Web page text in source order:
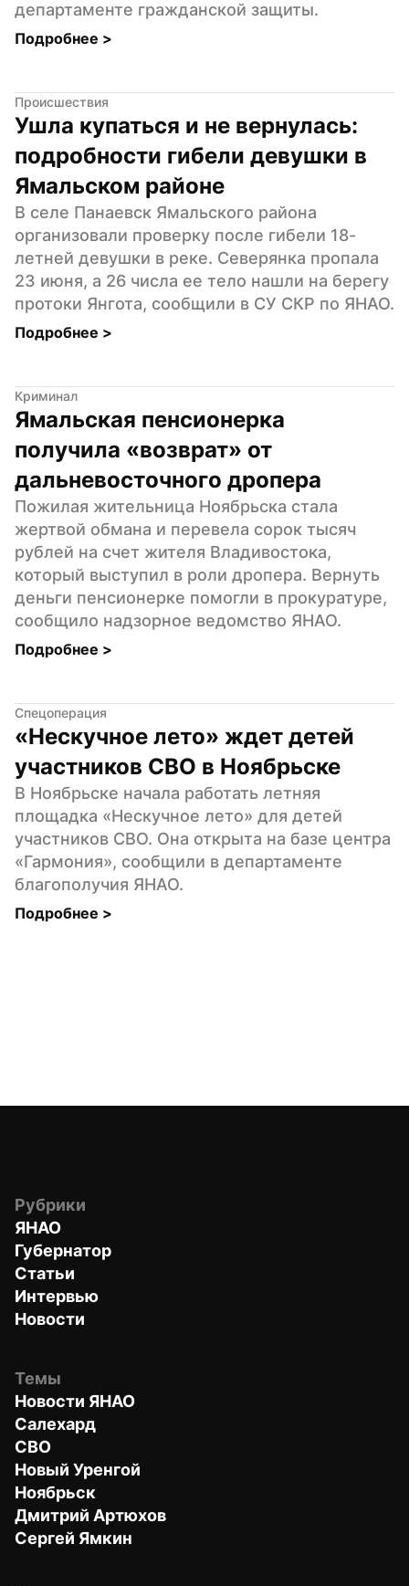
департаменте гражданской защиты.
Подробнее >
Происшествия
Ушла купаться и не вернулась:
подробности гибели девушки в
Ямальском районе
В селе Панаевск Ямальского района
организовали проверку после гибели 18-
летней девушки в реке. Северянка пропала
23 июня, а 26 числа ее тело нашли на берегу
протоки Янгота, сообщили в СУ СКР по ЯНАО.
Подробнее >
Криминал
Ямальская пенсионерка
получила «возврат» от
дальневосточного дропера
Пожилая жительница Ноябрьска стала
жертвой обмана и перевела сорок тысяч
рублей на счет жителя Владивостока,
который выступил в роли дропера. Вернуть
деньги пенсионерке помогли в прокуратуре,
сообщило надзорное ведомство ЯНАО.
Подробнее >
Спецоперация
«Нескучное лето» ждет детей
участников СВО в Ноябрьске
В Ноябрьске начала работать летняя
площадка «Нескучное лето» для детей
участников СВО. Она открыта на базе центра
«Гармония», сообщили в департаменте
благополучия ЯНАО.
Подробнее >
Рубрики
ЯНАО
Губернатор
Статьи
Интервью
Новости
Темы
Новости ЯНАО
Салехард
СВО
Новый Уренгой
Ноябрьск
Дмитрий Артюхов
Сергей Ямкин